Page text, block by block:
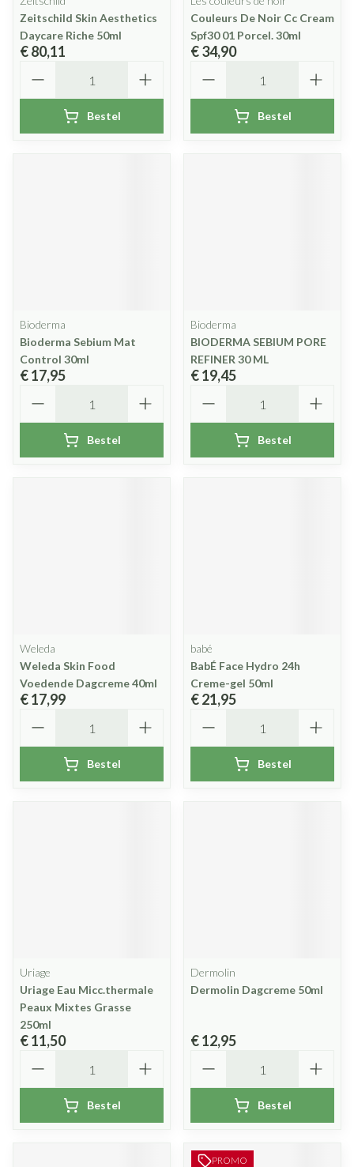
Zeitschild Skin Aesthetics
Daycare Riche 50ml
€ 80,11
Bestel
Couleurs De Noir Cc Cream
Spf30 01 Porcel. 30ml
€ 34,90
Bestel
Bioderma
Bioderma Sebium Mat
Control 30ml
€ 17,95
Bestel
Bioderma
BIODERMA SEBIUM PORE
REFINER 30 ML
€ 19,45
Bestel
Weleda
Weleda Skin Food
Voedende Dagcreme 40ml
€ 17,99
Bestel
babé
BabÉ Face Hydro 24h
Creme-gel 50ml
€ 21,95
Bestel
Uriage
Uriage Eau Micc.thermale
Peaux Mixtes Grasse
250ml
€ 11,50
Bestel
Dermolin
Dermolin Dagcreme 50ml
€ 12,95
Bestel
PROMO